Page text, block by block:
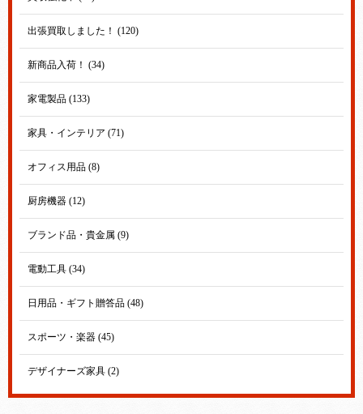
出張買取しました！ (120)
新商品入荷！ (34)
家電製品 (133)
家具・インテリア (71)
オフィス用品 (8)
厨房機器 (12)
ブランド品・貴金属 (9)
電動工具 (34)
日用品・ギフト贈答品 (48)
スポーツ・楽器 (45)
デザイナーズ家具 (2)